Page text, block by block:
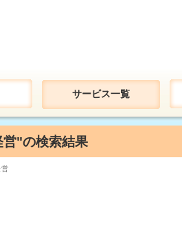
サービス一覧
営"の検索結果